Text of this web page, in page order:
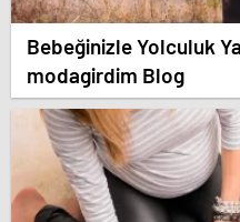
Bebeğinizle Yolculuk
modagirdim Blog